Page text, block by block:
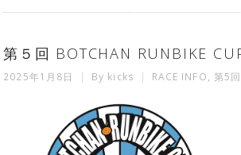
第５回 BOTCHAN RUNBIKE
2025年1月8日 By kicks RACE INFO ,第5